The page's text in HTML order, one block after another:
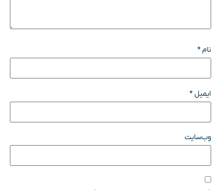
نام*
ایمیل*
وب‌سایت